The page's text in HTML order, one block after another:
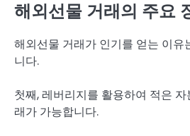
해외선물 거래의 주요
해외선물 거래가 인기를 얻는 이유
니다.
첫째, 레버리지를 활용하여 적은
래가 가능합니다.